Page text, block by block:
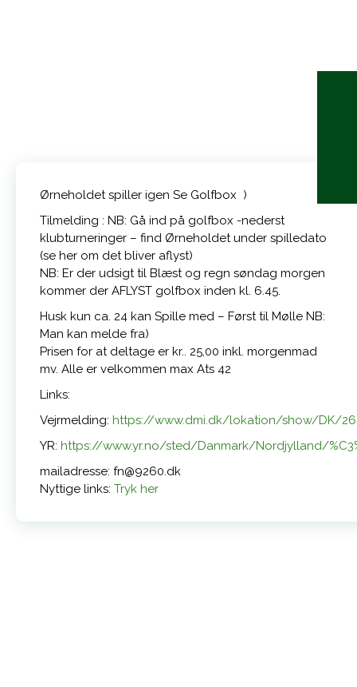
Ørneholdet spiller igen Se Golfbox )
Tilmelding : NB: Gå ind på golfbox -nederst
klubturneringer – find Ørneholdet under spilledato
(se her om det bliver aflyst)
NB: Er der udsigt til Blæst og regn søndag morgen
kommer der AFLYST golfbox inden kl. 6.45.
Husk kun ca. 24 kan Spille med – Først til Mølle NB:
Man kan melde fra)
Prisen for at deltage er kr.. 25,00 inkl. morgenmad
mv. Alle er velkommen max Ats 42
Links:
Vejrmelding: https://www.dmi.dk/lokation/show/DK/
YR: https://www.yr.no/sted/Danmark/Nordjylland/
mailadresse: fn@9260.dk
Nyttige links: Tryk her